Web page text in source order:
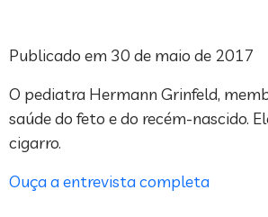
Publicado em 30 de maio de 2017
O pediatra Hermann Grinfeld,
saúde do feto e do recém-nascido.
cigarro.
Ouça a entrevista completa